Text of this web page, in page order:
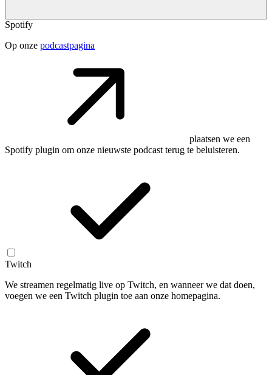
Spotify
Op onze podcastpagina
plaatsen we een
Spotify plugin om onze nieuwste podcast terug te beluisteren.
Twitch
We streamen regelmatig live op Twitch, en wanneer we dat doen,
voegen we een Twitch plugin toe aan onze homepagina.